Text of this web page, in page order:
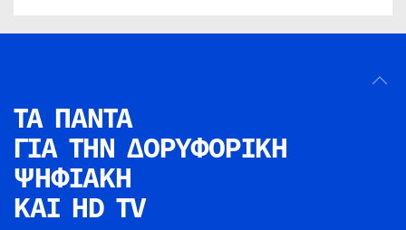
ΤΑ ΠΑΝΤΑ
ΓΙΑ ΤΗΝ ΔΟΡΥΦΟΡΙΚΗ
ΨΗΦΙΑΚΗ
ΚΑΙ HD TV